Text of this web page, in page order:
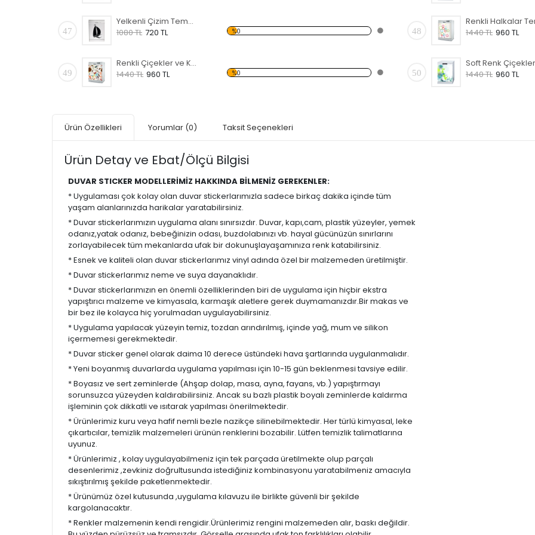
47
Yelkenli Çizim Temalı Beyaz Eşya Sticker
1080 TL 720 TL %0 48
1440 TL 960 TL
49
Renkli Çiçekler ve Kelebekler Temalı Beyaz Eşya Sticker
1440 TL 960 TL %0 50
1440 TL 960 TL
Ürün Özellikleri Yorumlar (0) Taksit Seçenekleri
Ürün Detay ve Ebat/Ölçü Bilgisi
DUVAR STICKER MODELLERİMİZ HAKKINDA BİLMENİZ GEREKENLER:
* Uygulaması çok kolay olan duvar stickerlarımızla sadece birkaç dakika içinde tüm
yaşam alanlarınızda harikalar yaratabilirsiniz.
* Duvar stickerlarımızın uygulama alanı sınırsızdır. Duvar, kapı,cam, plastik yüzeyler, yemek
odanız,yatak odanız, bebeğinizin odası, buzdolabınızı vb. hayal gücünüzün sınırlarını
zorlayabilecek tüm mekanlarda ufak bir dokunuşlayaşamınıza renk katabilirsiniz.
* Esnek ve kaliteli olan duvar stickerlarımız vinyl adında özel bir malzemeden üretilmiştir.
* Duvar stickerlarımız neme ve suya dayanaklıdır.
* Duvar stickerlarımızın en önemli özelliklerinden biri de uygulama için hiçbir ekstra
yapıştırıcı malzeme ve kimyasala, karmaşık aletlere gerek duymamanızdır.Bir makas ve
bir bez ile kolayca hiç yorulmadan uygulayabilirsiniz.
* Uygulama yapılacak yüzeyin temiz, tozdan arındırılmış, içinde yağ, mum ve silikon
içermemesi gerekmektedir.
* Duvar sticker genel olarak daima 10 derece üstündeki hava şartlarında uygulanmalıdır.
* Yeni boyanmış duvarlarda uygulama yapılması için 10-15 gün beklenmesi tavsiye edilir.
* Boyasız ve sert zeminlerde (Ahşap dolap, masa, ayna, fayans, vb.) yapıştırmayı
sorunsuzca yüzeyden kaldırabilirsiniz. Ancak su bazlı plastik boyalı zeminlerde kaldırma
işleminin çok dikkatli ve ısıtarak yapılması önerilmektedir.
* Ürünlerimiz kuru veya hafif nemli bezle nazikçe silinebilmektedir. Her türlü kimyasal, leke
çıkartıcılar, temizlik malzemeleri ürünün renklerini bozabilir. Lütfen temizlik talimatlarına
uyunuz.
* Ürünlerimiz , kolay uygulayabilmeniz için tek parçada üretilmekte olup parçalı
desenlerimiz ,zevkiniz doğrultusunda istediğiniz kombinasyonu yaratabilmeniz amacıyla
sıkıştırılmış şekilde paketlenmektedir.
* Ürünümüz özel kutusunda ,uygulama kılavuzu ile birlikte güvenli bir şekilde
kargolanacaktır.
* Renkler malzemenin kendi rengidir.Ürünlerimiz rengini malzemeden alır, baskı değildir.